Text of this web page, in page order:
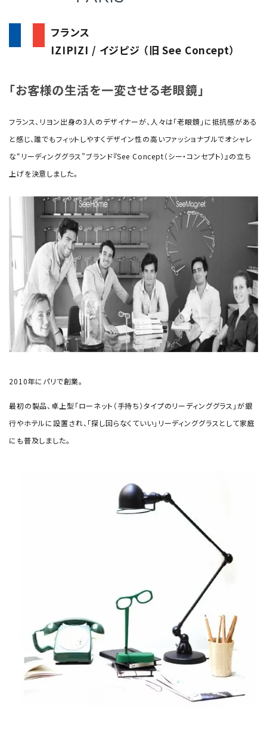
フランス
IZIPIZI / イジピジ （旧 See Concept）
「お客様の生活を一変させる老眼鏡」
フランス、リヨン出身の3人のデザイナーが、人々は「老眼鏡」に抵抗感がある
と感じ、誰でもフィットしやすくデザイン性の高いファッショナブルでオシャレ
な“リーディンググラス”ブランド『See Concept（シー・コンセプト）』の立ち
上げを決意しました。
2010年にパリで創業。
最初の製品、卓上型「ローネット（手持ち）タイプのリーディンググラス」が銀
行やホテルに設置され、「探し回らなくていい」リーディンググラスとして家庭
にも普及しました。